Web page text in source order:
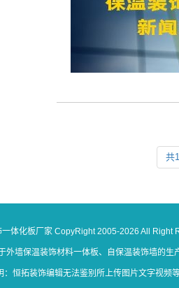
共
体化板厂家 CopyRight 2005-2026 All Right
外墙保温装饰材料一体板、自保温装饰墙的
恒拓装饰编辑无法鉴别所上传图片文字视